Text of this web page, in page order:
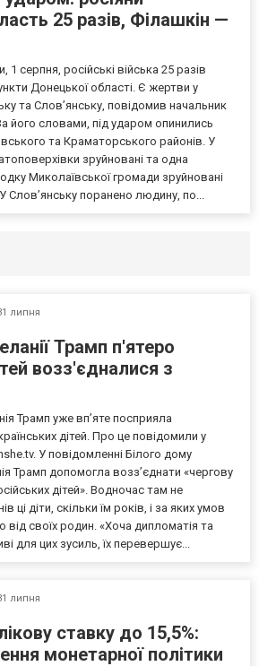
25 разів, Філашкін —
серпня, російські війська 25 разів
Донецької області. Є жертви у
та Слов’янську, повідомив начальник
його словами, під ударом опинились
та Краматорського районів. У
зруйновані та одна
Миколаївської громади зруйновані
Слов’янську поранено людину, по...
липня
Трамп п'ятеро
возз'єдналися з
Трамп уже впʼяте посприяла
дітей. Про це повідомили у
У повідомленні Білого дому
Трамп допомогла возз’єднати «чергову
дітей». Водночас там не
ці діти, скільки їм років, і за яких умов
своїх родин. «Хоча дипломатія та
для цих зусиль, їх перевершує...
липня
ставку до 15,5%:
монетарної політики